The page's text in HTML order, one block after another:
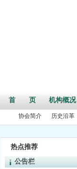
首 页 机构概况
协会简介 历史沿革
热点推荐
公告栏